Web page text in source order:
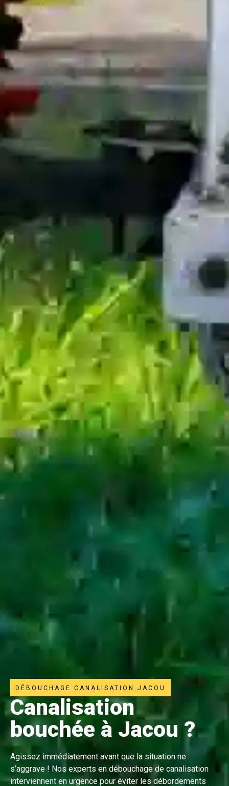
DÉBOUCHAGE CANALISATION JACOU
Canalisation
bouchée à Jacou ?
Agissez immédiatement avant que la situation ne
s’aggrave ! Nos experts en débouchage de canalisation
interviennent en urgence pour éviter les débordements